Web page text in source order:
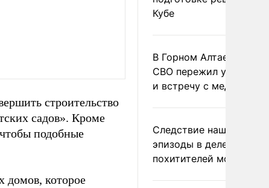
строительство
садов». Кроме
подобные
домов, которое
Кубе
В Горном Алтае
СВО пережил удар
и встречу с медведем
Следствие нашло
эпизоды в деле
похитителей москвичек